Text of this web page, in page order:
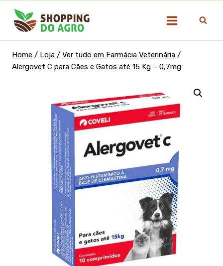
para
Home / Loja / Ver tudo em Farmácia Veterinária /
Alergovet C para Cães e Gatos até 15 Kg – 0,7mg